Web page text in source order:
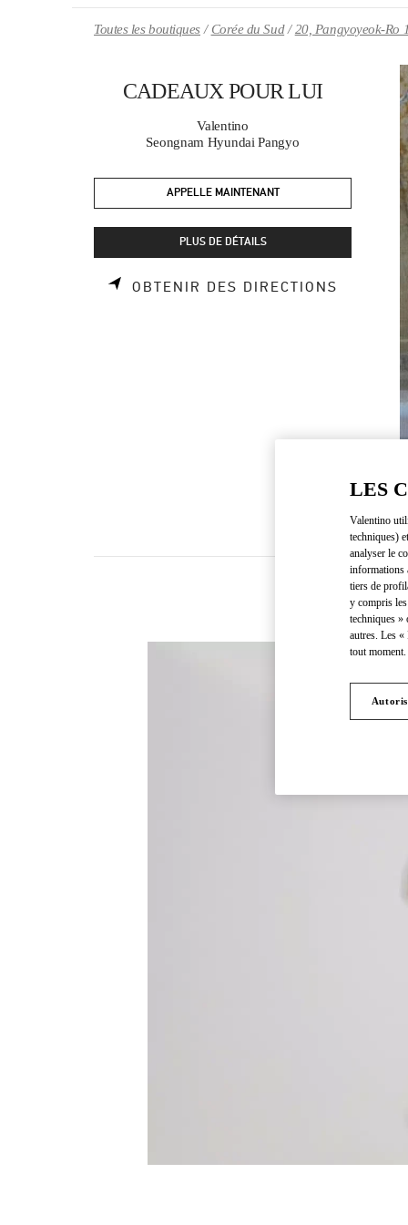
Toutes les boutiques Corée du Sud 20, Pangyoyeok-Ro
CADEAUX POUR LUI
Valentino
Seongnam Hyundai Pangyo
APPELLE MAINTENANT
PLUS DE DÉTAILS
OBTENIR DES DIRECTIONS LINK
LES
Valentino
techniques)
analyser le
informations
tiers de
y compris
techniques »
autres. Les «
tout